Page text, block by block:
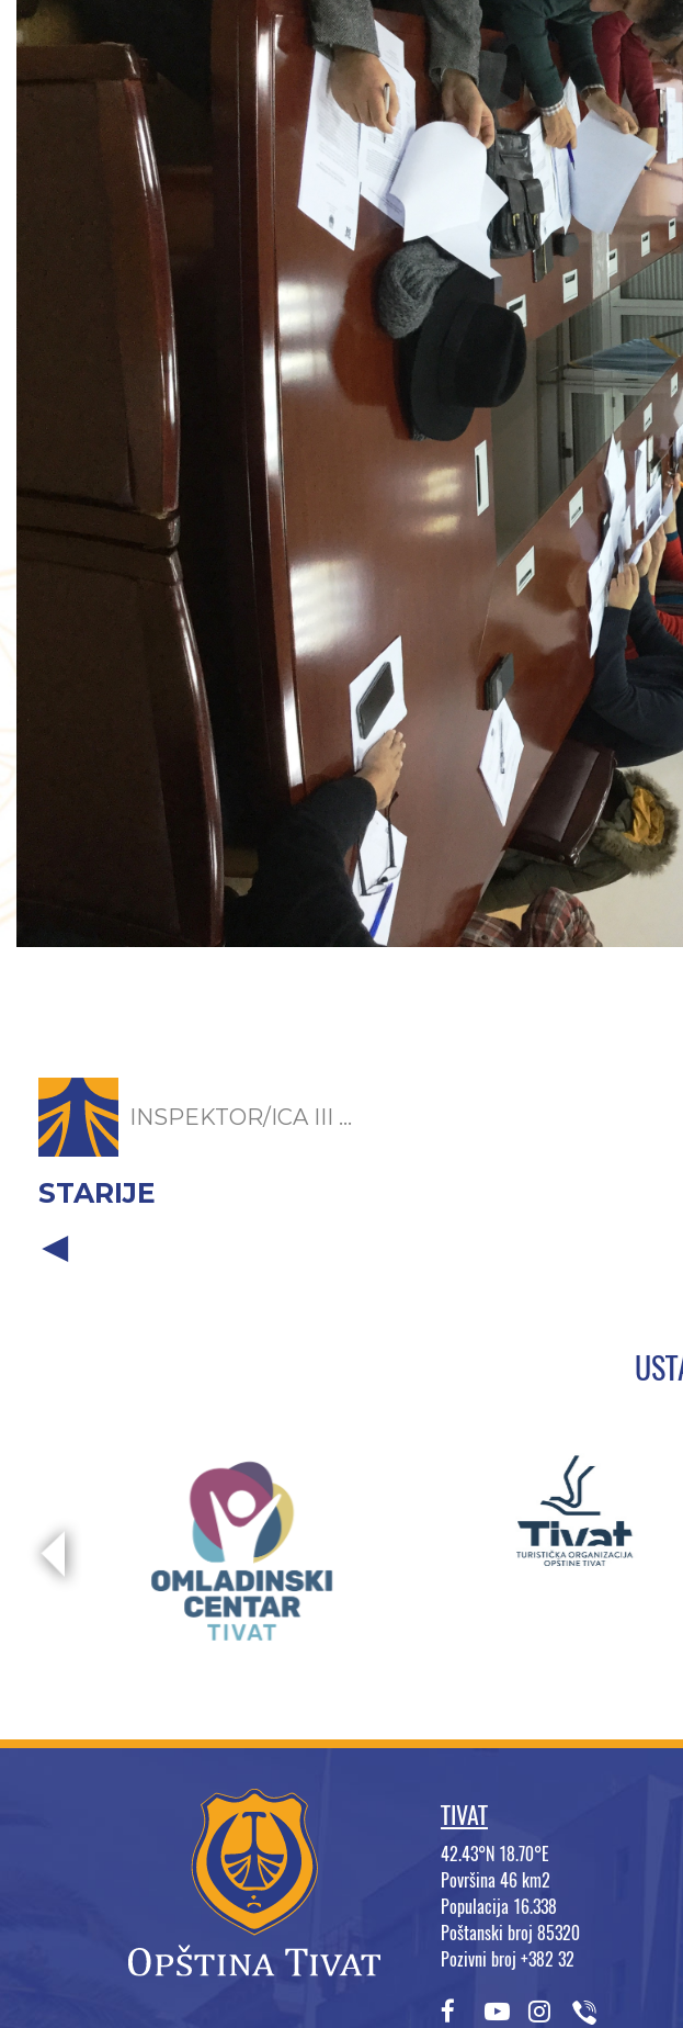
INSPEKTOR/ICA III ...
STARIJE
TIVAT
42.43°N 18.70°E
Površina 46 km2
Populacija 16.338
Poštanski broj 85320
Pozivni broj +382 32